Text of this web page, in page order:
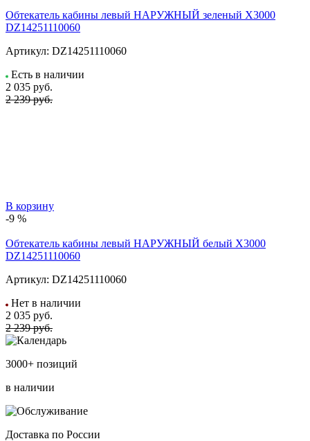
Обтекатель кабины левый НАРУЖНЫЙ зеленый X3000
DZ14251110060
Артикул: DZ14251110060
Есть в наличии
2 035 руб.
2 239 руб.
В корзину
-9 %
Обтекатель кабины левый НАРУЖНЫЙ белый X3000
DZ14251110060
Артикул: DZ14251110060
Нет в наличии
2 035 руб.
2 239 руб.
3000+ позиций
в наличии
Доставка по России